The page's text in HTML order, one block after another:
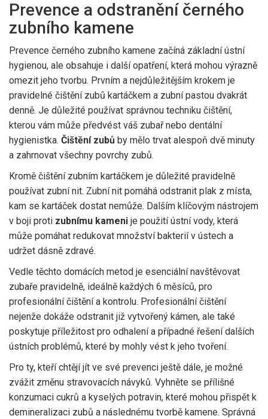
Prevence a odstranění černého
zubního kamene
Prevence černého zubního kamene začíná základní ústní
hygienou, ale obsahuje i další opatření, která mohou výrazně
omezit jeho tvorbu. Prvním a nejdůležitějším krokem je
pravidelné čištění zubů kartáčkem a zubní pastou dvakrát
denně. Je důležité používat správnou techniku čištění,
kterou vám může předvést váš zubař nebo dentální
hygienistka. Čištění zubů by mělo trvat alespoň dvě minuty
a zahrnovat všechny povrchy zubů.
Kromě čištění zubním kartáčkem je důležité pravidelně
používat zubní nit. Zubní nit pomáhá odstranit plak z místa,
kam se kartáček dostat nemůže. Dalším klíčovým nástrojem
v boji proti zubnímu kameni je použití ústní vody, která
může pomáhat redukovat množství bakterií v ústech a
udržet dásně zdravé.
Vedle těchto domácích metod je esenciální navštěvovat
zubaře pravidelně, ideálně každých 6 měsíců, pro
profesionální čištění a kontrolu. Profesionální čištění
nejenže dokáže odstranit již vytvořený kámen, ale také
poskytuje příležitost pro odhalení a případné řešení dalších
ústních problémů, které by mohly vést k jeho tvoření.
Pro ty, kteří chtějí jít ve své prevenci ještě dále, je možné
zvážit změnu stravovacích návyků. Vyhněte se přílišné
konzumaci cukrů a kyselých potravin, které mohou přispět k
demineralizaci zubů a následnému tvorbě kamene. Správná